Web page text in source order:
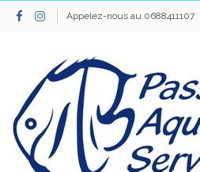
Appelez-nous au 0688411107